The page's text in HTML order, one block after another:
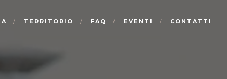
TERRITORIO FAQ EVENTI CONTATTI